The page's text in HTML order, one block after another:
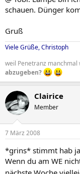
schauen. Dünger
Gruß
Viele Grüße, Christoph
weil Penetranz manchmal
abzugeben?
Clairice
Member
7 März 2008
*grins* stimmt hab
Wenn du am WE